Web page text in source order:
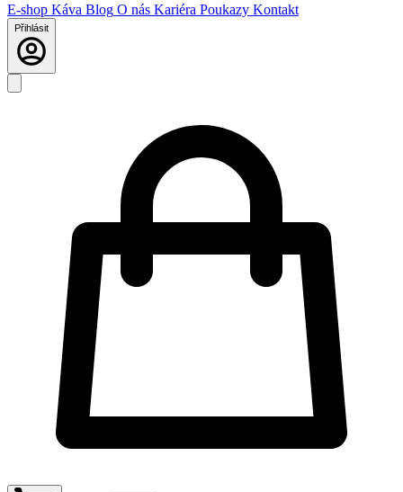
E-shop Káva Blog O nás Kariéra Poukazy Kontakt
Přihlásit